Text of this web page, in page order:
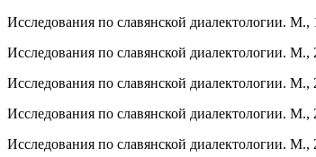
Исследования по славянской диалектологии.
Исследования по славянской диалектологии.
Исследования по славянской диалектологии.
Исследования по славянской диалектологии. М.,
Исследования по славянской диалектологии.